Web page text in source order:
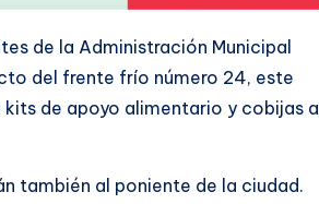
de la Administración Municipal
del frente frío número 24, este
de apoyo alimentario y cobijas a
también al poniente de la ciudad.